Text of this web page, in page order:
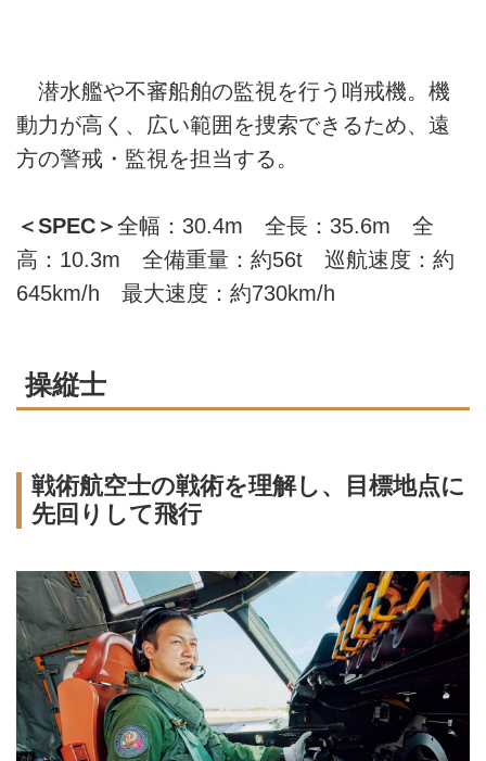
潜水艦や不審船舶の監視を行う哨戒機。機
動力が高く、広い範囲を捜索できるため、遠
方の警戒・監視を担当する。
＜SPEC＞全幅：30.4m 全長：35.6m 全
高：10.3m 全備重量：約56t 巡航速度：約
645km/h 最大速度：約730km/h
操縦士
戦術航空士の戦術を理解し、目標地点に
先回りして飛行